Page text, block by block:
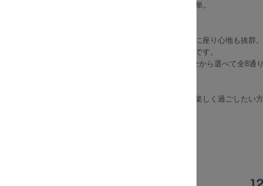
がされており、汚れてもサッと拭くだけでお手入れ簡単。
、料理をより美しく引き立ててくれます。
曲線設計で、長時間座っても疲れにくく、見た目以上に座り心地も抜群。
み立ても簡単なので一人暮らしや引っ越し時にも便利です。
がホワイトとシルバーから、チェアは4種の組み合わせから選べて全8通り
が楽しめます。
だわりたい方、毎日の食事をもっと心地よく、もっと楽しく過ごしたい